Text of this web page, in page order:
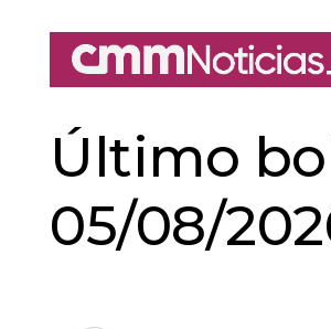
Último
05/08/